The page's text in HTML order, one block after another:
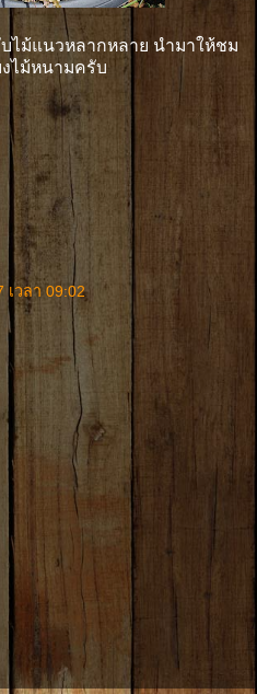
ม้แนวหลากหลาย นำมาให้ชม
ไม้หนามครับ
เวลา 09:02